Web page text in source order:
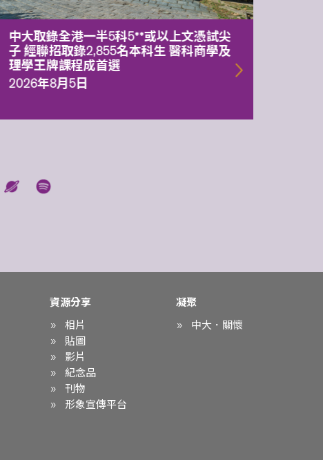
中大取錄全港一半5科5**或以上文憑試尖
子 經聯招取錄2,855名本科生 醫科商學及
理學王牌課程成首選
2026年8月5日
資源分享
相片
貼圖
影片
紀念品
刊物
形象宣傳平台
凝聚
中大．關懷